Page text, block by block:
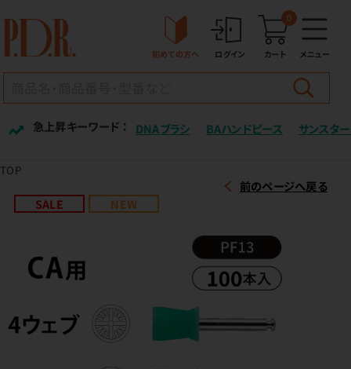
初めての方へ ログイン カート
0
メニュー
急上昇キーワード ： DNAブラシ BAハンドピース サンスター
TOP
前のページへ戻る
SALE NEW